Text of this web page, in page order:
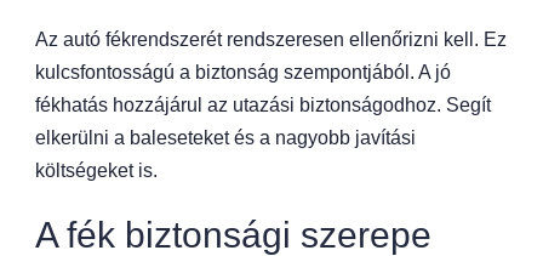
Az autó fékrendszerét rendszeresen ellenőrizni kell. Ez
kulcsfontosságú a biztonság szempontjából. A jó
fékhatás hozzájárul az utazási biztonságodhoz. Segít
elkerülni a baleseteket és a nagyobb javítási
költségeket is.
A fék biztonsági szerepe